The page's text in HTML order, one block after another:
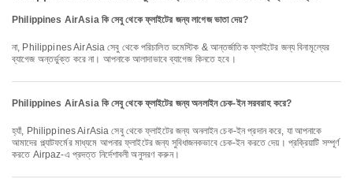
Philippines AirAsia কি সেবু থেকে ফ্লাইটের জন্য লাগেজ ভাতা দেয়?
না, Philippines AirAsia সেবু থেকে পরিচালিত ডমেস্টিক & আন্তর্জাতিক ফ্লাইটের জন্য বিনামূল্যের
ব্যাগেজ অন্তর্ভুক্ত করে না। আপনাকে আলাদাভাবে ব্যাগেজ কিনতে হবে।
Philippines AirAsia কি সেবু থেকে ফ্লাইটের জন্য অনলাইন চেক-ইন সরবরাহ করে?
হ্যাঁ, Philippines AirAsia সেবু থেকে ফ্লাইটের জন্য অনলাইন চেক-ইন প্রদান করে, যা আপনাকে
আমাদের প্ল্যাটফর্মের মাধ্যমে আপনার ফ্লাইটের জন্য সুবিধাজনকভাবে চেক-ইন করতে দেয়। প্রক্রিয়াটি সম্পূর্ণ
করতে Airpaz-এ প্রদত্ত নির্দেশাবলী অনুসরণ করুন।